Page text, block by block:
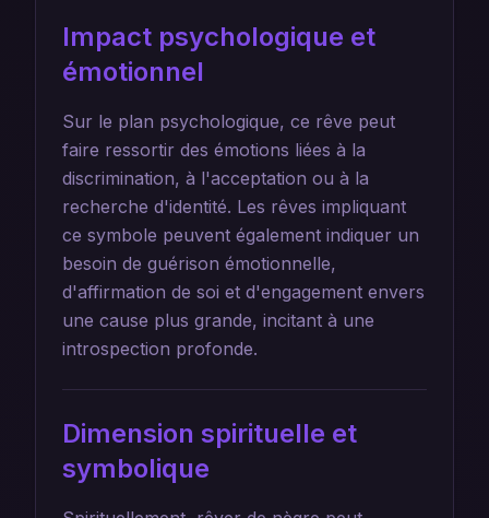
Impact psychologique et
émotionnel
Sur le plan psychologique, ce rêve peut
faire ressortir des émotions liées à la
discrimination, à l'acceptation ou à la
recherche d'identité. Les rêves impliquant
ce symbole peuvent également indiquer un
besoin de guérison émotionnelle,
d'affirmation de soi et d'engagement envers
une cause plus grande, incitant à une
introspection profonde.
Dimension spirituelle et
symbolique